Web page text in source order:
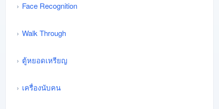
Face Recognition
Walk Through
ตู้หยอดเหรียญ
เครื่องนับคน